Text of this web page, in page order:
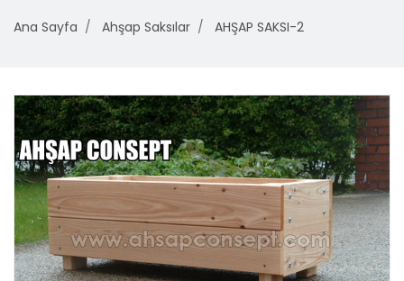
Ana Sayfa Ahşap Saksılar AHŞAP SAKSI-2